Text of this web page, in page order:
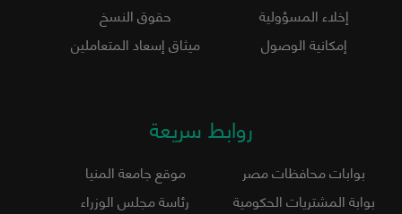
إخلاء المسؤولية
حقوق النسخ
إمكانية الوصول
ميثاق إسعاد المتعاملين
روابط سريعة
بوابات محافظات مصر
موقع جامعة المنيا
بوابة المشتريات الحكومية
رئاسة مجلس الوزراء